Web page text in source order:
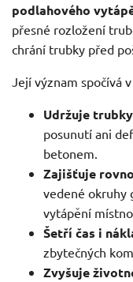
podlahového
přesné rozložení
chrání trubky před
Její význam spočívá
Udržuje
posunutí ani
betonem.
Zajišťuje
vedené okruhy
vytápění
Šetří čas i
zbytečných
Zvyšuje